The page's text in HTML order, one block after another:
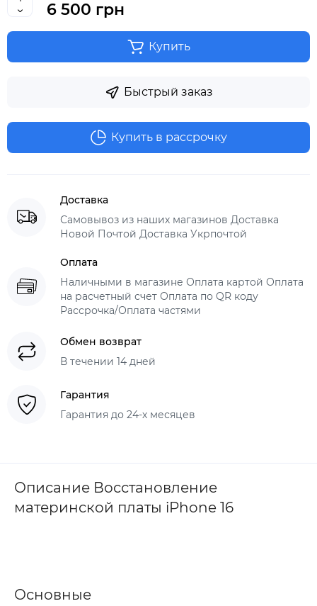
6 500 грн
Купить
Быстрый заказ
Купить в рассрочку
Доставка
Самовывоз из наших магазинов Доставка
Новой Почтой Доставка Укрпочтой
Оплата
Наличными в магазине Оплата картой Оплата
на расчетный счет Оплата по QR коду
Рассрочка/Оплата частями
Обмен возврат
В течении 14 дней
Гарантия
Гарантия до 24-х месяцев
Описание Восстановление
материнской платы iPhone 16
Основные